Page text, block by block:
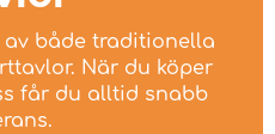
både traditionella
När du köper
får du alltid snabb